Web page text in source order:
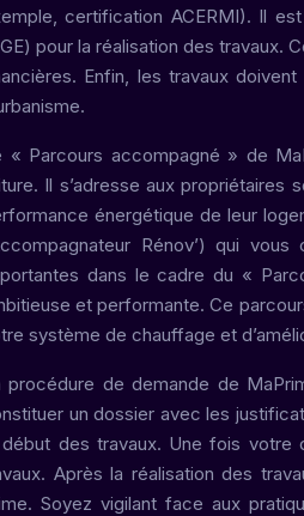
certification ACERMI). Il
pour la réalisation des travaux.
Enfin, les travaux
« Parcours accompagné » de
Il s’adresse aux propriétaires
énergétique de leur
Rénov’) qui
dans le cadre du «
et performante. Ce
système de chauffage et
procédure de demande de
un dossier avec les
des travaux. Une fois votre
Après la réalisation des
Soyez vigilant face aux